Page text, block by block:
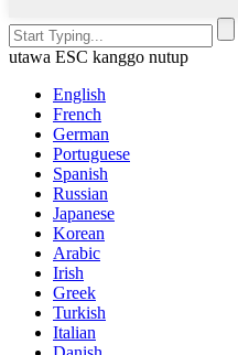
utawa ESC kanggo nutup
English
French
German
Portuguese
Spanish
Russian
Japanese
Korean
Arabic
Irish
Greek
Turkish
Italian